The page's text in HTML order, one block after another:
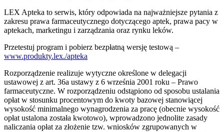
LEX Apteka to serwis, który odpowiada na najważniejsze pytania z
zakresu prawa farmaceutycznego dotyczącego aptek, prawa pacy w
aptekach, marketingu i zarządzania oraz rynku leków.
Przetestuj program i pobierz bezpłatną wersję testową –
www.produkty.lex./apteka
Rozporządzenie realizuje wytyczne określone w delegacji
ustawowej z art. 36a ustawy z 6 września 2001 roku – Prawo
farmaceutyczne. W rozporządzeniu odstąpiono od sposobu ustalania
opłat w stosunku procentowym do kwoty bazowej stanowiącej
wysokość minimalnego wynagrodzenia za pracę (obecnie wysokość
opłat ustalona została kwotowo), wprowadzono jednolite zasady
naliczania opłat za złożenie tzw. wniosków zgrupowanych w